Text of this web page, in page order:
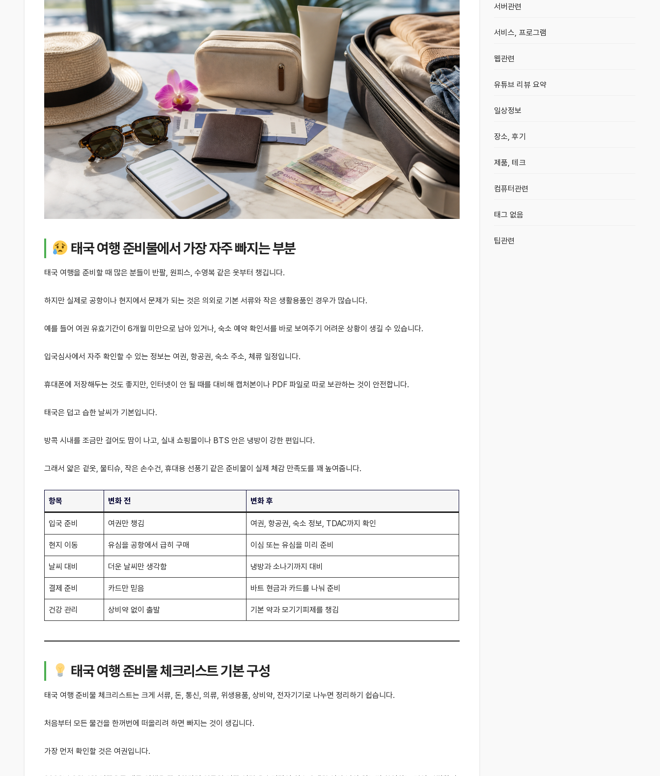
태국 여행 준비물에서 가장 자주 빠지는 부분
태국 여행을 준비할 때 많은 분들이 반팔, 원피스, 수영복 같은 옷부터 챙깁니다.
하지만 실제로 공항이나 현지에서 문제가 되는 것은 의외로 기본 서류와 작은 생활용품인 경우가 많습니다.
예를 들어 여권 유효기간이 6개월 미만으로 남아 있거나, 숙소 예약 확인서를 바로 보여주기 어려운 상황이 생길 수 있습니다.
입국심사에서 자주 확인할 수 있는 정보는 여권, 항공권, 숙소 주소, 체류 일정입니다.
휴대폰에 저장해두는 것도 좋지만, 인터넷이 안 될 때를 대비해 캡처본이나 PDF 파일로 따로 보관하는 것이 안전합니다.
태국은 덥고 습한 날씨가 기본입니다.
방콕 시내를 조금만 걸어도 땀이 나고, 실내 쇼핑몰이나 BTS 안은 냉방이 강한 편입니다.
그래서 얇은 겉옷, 물티슈, 작은 손수건, 휴대용 선풍기 같은 준비물이 실제 체감 만족도를 꽤 높여줍니다.
항목 변화 전 변화 후
입국 준비 여권만 챙김 여권, 항공권, 숙소 정보, TDAC까지 확인
현지 이동 유심을 공항에서 급히 구매 이심 또는 유심을 미리 준비
날씨 대비 더운 날씨만 생각함 냉방과 소나기까지 대비
결제 준비 카드만 믿음 바트 현금과 카드를 나눠 준비
건강 관리 상비약 없이 출발 기본 약과 모기기피제를 챙김
태국 여행 준비물 체크리스트 기본 구성
태국 여행 준비물 체크리스트는 크게 서류, 돈, 통신, 의류, 위생용품, 상비약, 전자기기로 나누면 정리하기 쉽습니다.
처음부터 모든 물건을 한꺼번에 떠올리려 하면 빠지는 것이 생깁니다.
가장 먼저 확인할 것은 여권입니다.
서버관련
서비스, 프로그램
웹관련
유튜브 리뷰 요약
일상정보
장소, 후기
제품, 테크
컴퓨터관련
태그 없음
팁관련